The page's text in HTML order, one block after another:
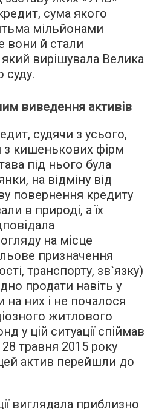
сума якого
мільйонами
вони й стали
вирішувала Велика
суду.
виведення активів
судячи з усього,
з кишенькових фірм
під нього була
на відміну від
повернення кредиту
в природі, а їх
на місце
призначення
транспорту, зв`язку)
продати навіть у
на них і не почалося
житлового
у цій ситуації спіймав
травня 2015 року
актив перейшли до
виглядала приблизно